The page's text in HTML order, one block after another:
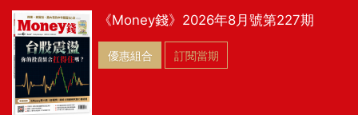
《Money錢》2026年8月號第227期
優惠組合 訂閱當期